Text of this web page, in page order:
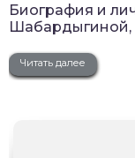
Биография и
Шабардыгиной,
Читать далее